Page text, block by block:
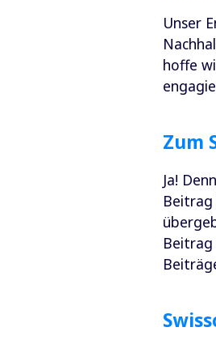
Unser
hoffe
Zum
Ja!
Beitrag